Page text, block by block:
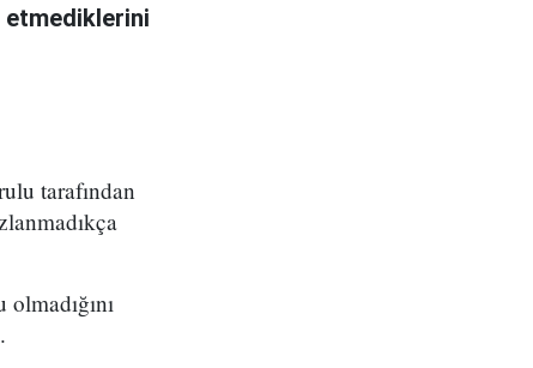
etmediklerini
tarafından